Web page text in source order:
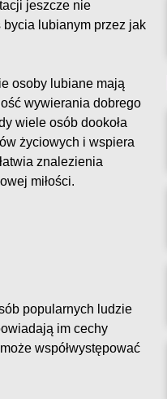
jeszcze nie
lubianym przez jak
osoby lubiane mają
wywierania dobrego
wiele osób dookoła
życiowych i wspiera
znalezienia
miłości.
popularnych ludzie
im cechy
współwystępować